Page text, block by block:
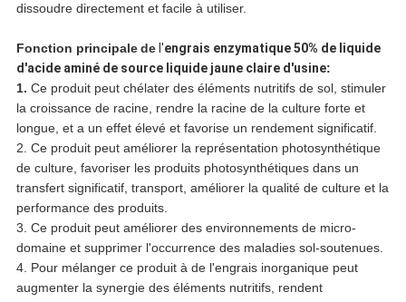
dissoudre directement et facile à utiliser.
Fonction principaledel'engrais enzymatique 50% de liquide
d'acide aminé de source liquide jaune claire d'usine:
1. Ce produit peut chélater des éléments nutritifs de sol, stimuler
la croissance de racine, rendre la racine de la culture forte et
longue, et a un effet élevé et favorise un rendement significatif.
2. Ce produit peut améliorer la représentation photosynthétique
de culture, favoriser les produits photosynthétiques dans un
transfert significatif, transport, améliorer la qualité de culture et la
performance des produits.
3. Ce produit peut améliorer des environnements de micro-
domaine et supprimer l'occurrence des maladies sol-soutenues.
4. Pour mélanger ce produit à de l'engrais inorganique peut
augmenter la synergie des éléments nutritifs, rendent